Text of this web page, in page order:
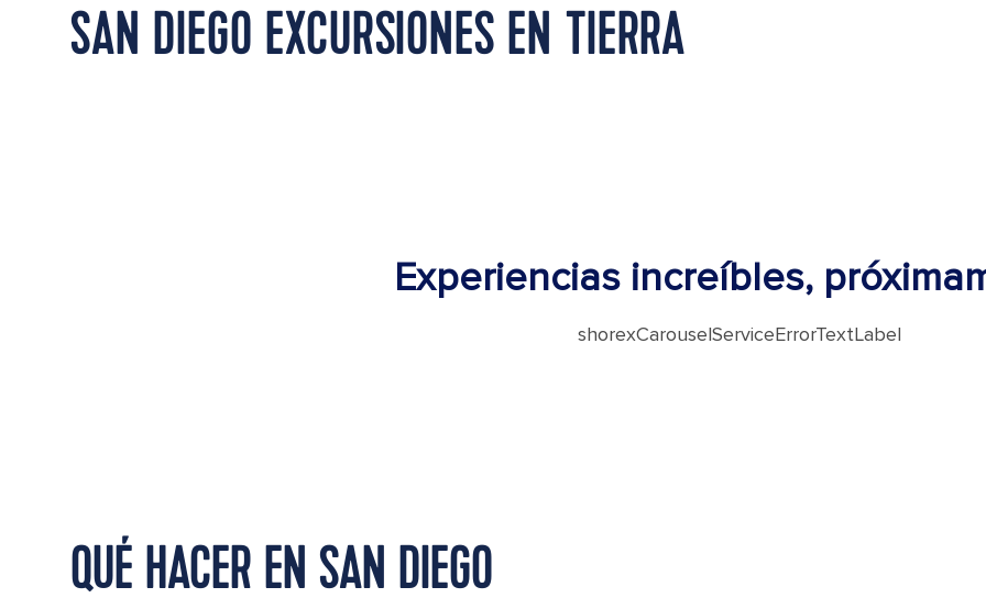
SAN DIEGO EXCURSIONES EN TIERRA
Experiencias increíbles,
shorexCarouselServiceErrorTextLabel
QUÉ HACER EN SAN DIEGO